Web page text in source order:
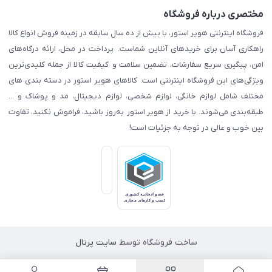
مختصری درباره فروشگاه
فروشگاه اینترنتی هویر استور، با بیش از ده سال سابقه در زمینه فروش انواع کالا
راهکاری آسان برای خریدهای آنلاین شماست. پرداخت در محل، ارائه درگاه‌های
امن، پیگیری سریع سفارشات، تضمین سلامت و کیفیت کالا از جمله کلیدی‌ترین
ویژگی‌های این فروشگاه اینترنتی است. کالاهای هویر استور در دسته بندی های
مختلف شامل لوازم خانگی، لوازم شخصی، لوازم دیجیتال، مد و پوشاک و ...
طبقه‌بندی می‌شوند. با خرید از هویر استور به‌روز باشید، فراموش نکنید، تفاوت
بین خوب و عالی در توجه به جزئیات است!
ساخت فروشگاه توسط سایت پرتال